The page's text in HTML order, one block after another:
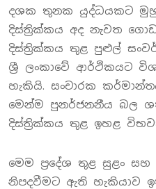
දශක තුනක යුද්ධයකට
දිස්ත්‍රික්කය අද නැවත
දිස්ත්‍රික්කය තුළ පුළුල්
ශ්‍රී ලංකාවේ ආර්ථිකයට
හැකියි. සංචාරක
මෙන්ම පුනර්ජනනීය බල
දිස්ත්‍රික්කය තුළ ඉහළ
මෙම ප්‍රදේශ තුළ සුළං
නිපදවීමට ඇති හැකියාව